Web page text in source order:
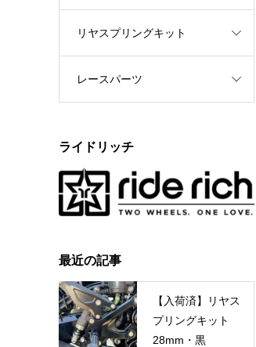
リヤスプリングキット
レースパーツ
ライドリッチ
最近の記事
【入荷済】リヤス
プリングキット
28mm・黒